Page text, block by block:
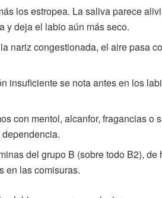
los estropea. La saliva parece
y deja el labio aún más seco.
nariz congestionada, el aire pasa
insuficiente se nota antes en los
con mentol, alcanfor, fragancias o
del grupo B (sobre todo B2),
en las comisuras.